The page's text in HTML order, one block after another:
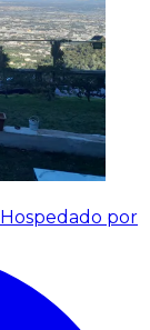
Hospedado por